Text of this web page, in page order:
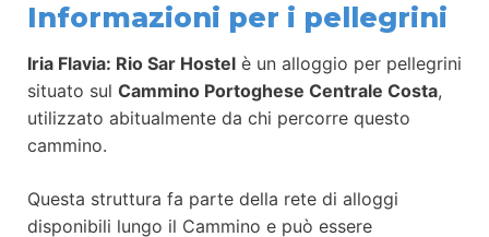
Informazioni per i pellegrini
Iria Flavia: Rio Sar Hostel è un alloggio per pellegrini
situato sul Cammino Portoghese Centrale Costa,
utilizzato abitualmente da chi percorre questo
cammino.
Questa struttura fa parte della rete di alloggi
disponibili lungo il Cammino e può essere